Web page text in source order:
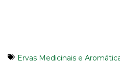
Ervas Medicinais e